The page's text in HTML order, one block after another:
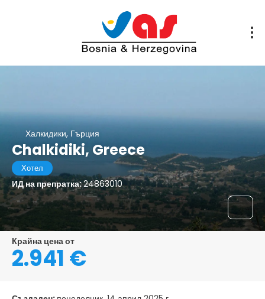
Халкидики, Гърция
Chalkidiki, Greece
Хотел
ИД на препратка:24863010
Крайна цена от
2.941 €